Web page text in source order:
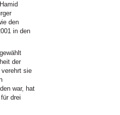
den
in den
der
sie
war, hat
drei